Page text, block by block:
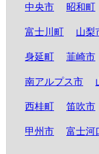
中央市
昭和町
富士川町 山梨
身延町 韮崎市
南アルプス市
西桂町 笛吹市
甲州市 富士河